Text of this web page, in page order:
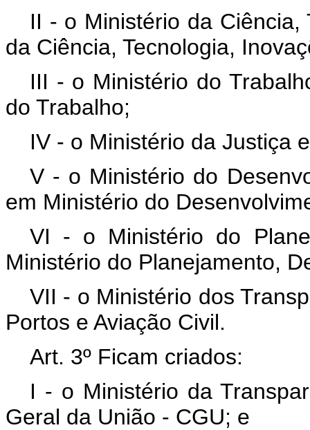
II - o Ministério da Ciência,
da Ciência, Tecnologia,
III - o Ministério do
do Trabalho;
IV - o Ministério da Justiça
V - o Ministério do
em Ministério do
VI - o Ministério do
Ministério do Planejamento,
VII - o Ministério dos
Portos e Aviação Civil.
Art. 3º Ficam criados:
I - o Ministério da
Geral da União - CGU; e